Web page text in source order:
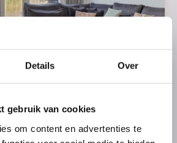
Details Over
gebruik van cookies
om content en advertenties te
lichtinval